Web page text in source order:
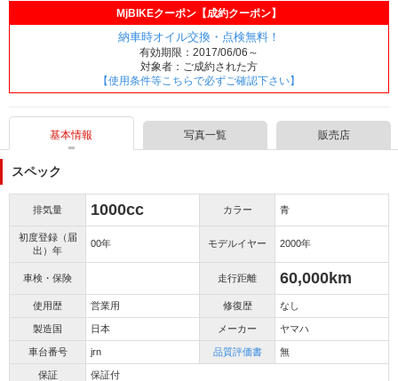
MjBIKEクーポン【成約クーポン】
納車時オイル交換・点検無料！
有効期限：2017/06/06～
対象者：ご成約された方
【使用条件等こちらで必ずご確認下さい】
基本情報 写真一覧 販売店
スペック
排気量 1000cc カラー 青
初度登録（届
出）年
00年 モデルイヤー 2000年
車検・保険 走行距離 60,000km
使用歴 営業用 修復歴 なし
製造国 日本 メーカー ヤマハ
車台番号 jrn 品質評価書 無
保証 保証付